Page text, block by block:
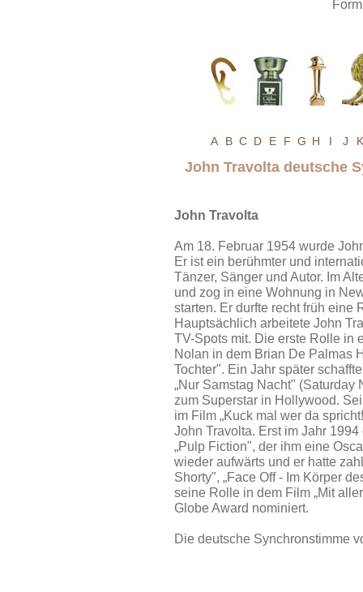
A B C D E F G H I J K
John Travolta deutsche
John Travolta
Am 18. Februar 1954 wurde
Er ist ein berühmter und
Tänzer, Sänger und Autor. Im
und zog in eine Wohnung in
starten. Er durfte recht früh eine
Hauptsächlich arbeitete John
TV-Spots mit. Die erste Rolle in
Nolan in dem Brian De Palmas
Tochter". Ein Jahr später
„Nur Samstag Nacht" (Saturday
zum Superstar in Hollywood.
im Film „Kuck mal wer da
John Travolta. Erst im Jahr
„Pulp Fiction", der ihm eine
wieder aufwärts und er hatte
Shorty", „Face Off - Im Körper
seine Rolle in dem Film „Mit
Globe Award nominiert.
Die deutsche Synchronstimme